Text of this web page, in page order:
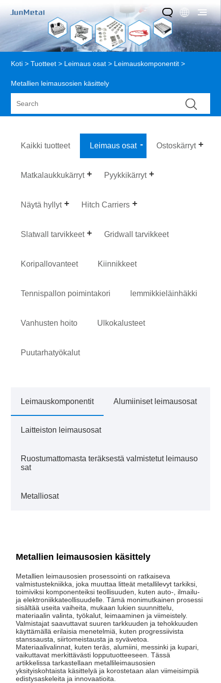
Koti > Tuotteet > Leimaus osat > Leimauskomponentit >
Metallien leimausosien käsittely
Kaikki tuotteet Leimaus osat Ostoskärryt
Matkalaukkukärryt Pyykkikärryt
Näytä hyllyt Hitch Carriers
Slatwall tarvikkeet Gridwall tarvikkeet
Koripallovanteet Kiinnikkeet
Tennispallon poimintakori lemmikkieläinhäkki
Vanhusten hoito Ulkokalusteet
Puutarhatyökalut
Leimauskomponentit Alumiiniset leimausosat
Laitteiston leimausosat
Ruostumattomasta teräksestä valmistetut leimauso
sat
Metalliosat
Metallien leimausosien käsittely
Metallien leimausosien prosessointi on ratkaiseva
valmistustekniikka, joka muuttaa litteät metallilevyt tarkiksi,
toimiviksi komponenteiksi teollisuuden, kuten auto-, ilmailu-
ja elektroniikkateollisuudelle. Tämä monimutkainen prosessi
sisältää useita vaiheita, mukaan lukien suunnittelu,
materiaalin valinta, työkalut, leimaaminen ja viimeistely.
Valmistajat saavuttavat suuren tarkkuuden ja tehokkuuden
käyttämällä erilaisia ​​menetelmiä, kuten progressiivista
stanssausta, siirtomeistausta ja syvävetoa.
Materiaalivalinnat, kuten teräs, alumiini, messinki ja kupari,
vaikuttavat merkittävästi lopputuotteeseen. Tässä
artikkelissa tarkastellaan metallileimausosien
yksityiskohtaista käsittelyä ja korostetaan alan viimeisimpiä
edistysaskeleita ja innovaatioita.